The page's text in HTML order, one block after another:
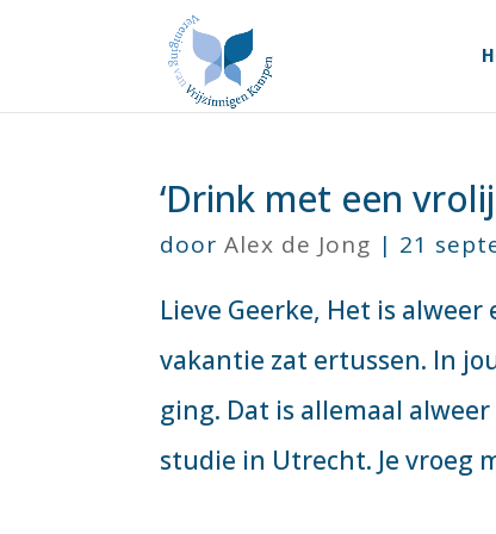
‘Drink met een
doorAlex de Jong | 21
Lieve Geerke, Het is
vakantie zat ertussen. In
ging. Dat is allemaal
studie in Utrecht. Je vroeg